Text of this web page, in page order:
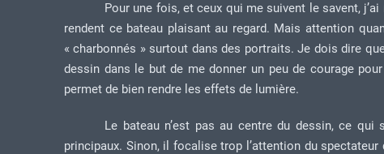
Pour une fois, et ceux qui me suivent le savent,
rendent ce bateau plaisant au regard. Mais attention
« charbonnés » surtout dans des portraits. Je dois dire
dessin dans le but de me donner un peu de courage
permet de bien rendre les effets de lumière.
Le bateau n’est pas au centre du dessin, ce
principaux. Sinon, il focalise trop l’attention du